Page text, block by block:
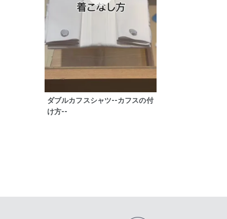
ダブルカフスシャツ--カフスの付
け方--